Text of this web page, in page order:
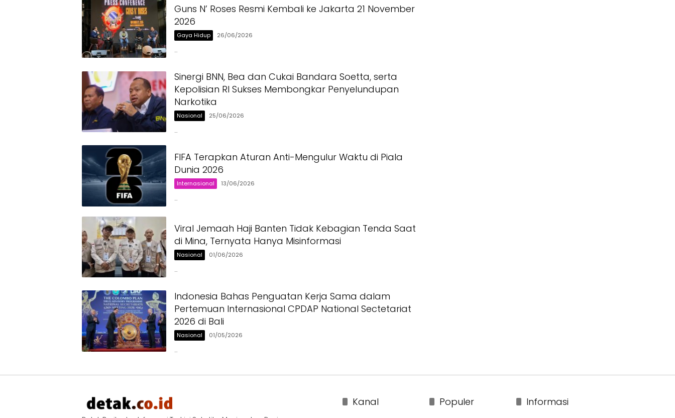
Guns N’ Roses Resmi Kembali ke Jakarta 21 November
2026
Gaya Hidup 26/06/2026
…
Sinergi BNN, Bea dan Cukai Bandara Soetta, serta
Kepolisian RI Sukses Membongkar Penyelundupan
Narkotika
Nasional 25/06/2026
…
FIFA Terapkan Aturan Anti-Mengulur Waktu di Piala
Dunia 2026
Internasional 13/06/2026
…
Viral Jemaah Haji Banten Tidak Kebagian Tenda Saat
di Mina, Ternyata Hanya Misinformasi
Nasional 01/06/2026
…
Indonesia Bahas Penguatan Kerja Sama dalam
Pertemuan Internasional CPDAP National Sectetariat
2026 di Bali
Nasional 01/05/2026
…
Kanal Populer Informasi